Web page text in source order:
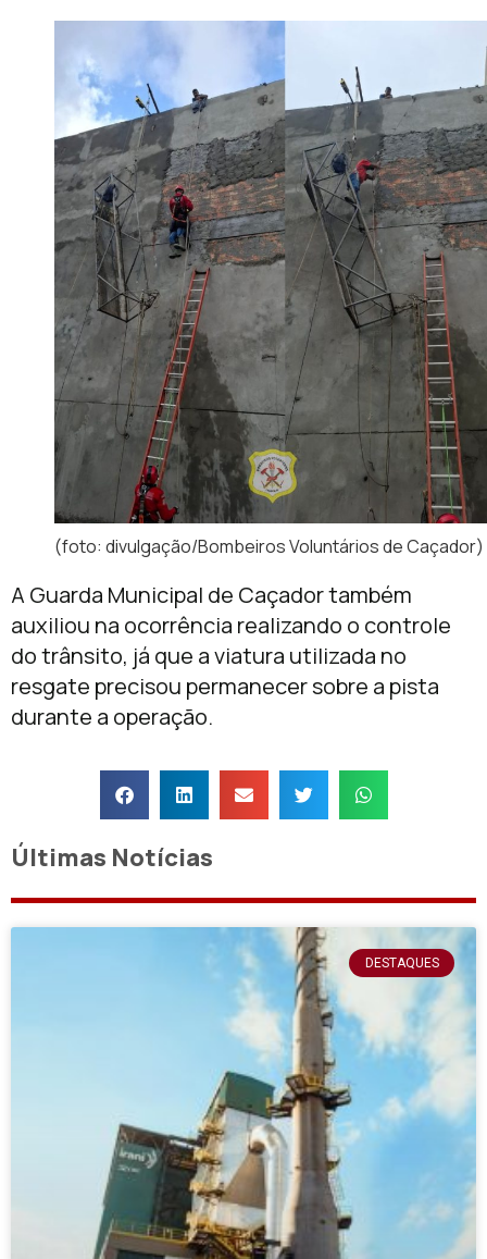
(foto: divulgação/Bombeiros Voluntários de Caçador)
A Guarda Municipal de Caçadortambém
auxiliou na ocorrência realizando o controle
do trânsito, já que a viatura utilizada no
resgate precisou permanecer sobre a pista
durante a operação.
Últimas Notícias
DESTAQUES